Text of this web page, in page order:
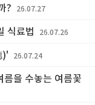
? 26.07.27
식료법 26.07.26
)' 26.07.24
을 수놓는 여름꽃